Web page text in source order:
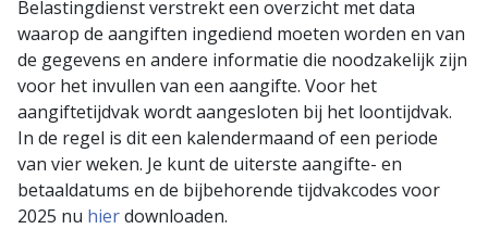
Belastingdienst verstrekt een overzicht met data
waarop de aangiften ingediend moeten worden en van
de gegevens en andere informatie die noodzakelijk zijn
voor het invullen van een aangifte. Voor het
aangiftetijdvak wordt aangesloten bij het loontijdvak.
In de regel is dit een kalendermaand of een periode
van vier weken. Je kunt de uiterste aangifte- en
betaaldatums en de bijbehorende tijdvakcodes voor
2025 nu hierdownloaden.